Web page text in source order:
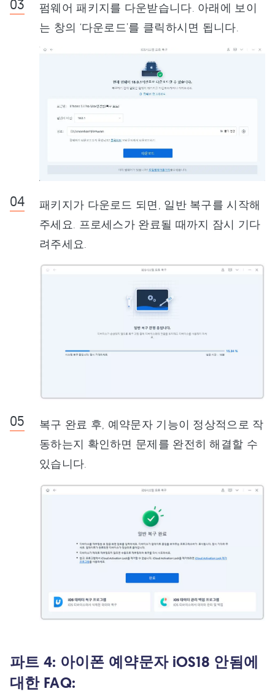
펌웨어 패키지를 다운받습니다. 아래에 보이
는 창의 ‘다운로드’를 클릭하시면 됩니다.
패키지가 다운로드 되면, 일반 복구를 시작해
주세요. 프로세스가 완료될 때까지 잠시 기다
려주세요.
복구 완료 후, 예약문자 기능이 정상적으로 작
동하는지 확인하면 문제를 완전히 해결할 수
있습니다.
파트 4: 아이폰 예약문자 iOS18 안됨에
대한 FAQ: